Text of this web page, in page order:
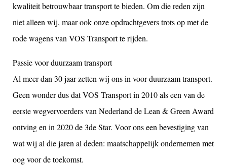
kwaliteit betrouwbaar transport te bieden. Om die reden zijn
niet alleen wij, maar ook onze opdrachtgevers trots op met de
rode wagens van VOS Transport te rijden.
Passie voor duurzaam transport
Al meer dan 30 jaar zetten wij ons in voor duurzaam transport.
Geen wonder dus dat VOS Transport in 2010 als een van de
eerste wegvervoerders van Nederland de Lean & Green Award
ontving en in 2020 de 3de Star. Voor ons een bevestiging van
wat wij al die jaren al deden: maatschappelijk ondernemen met
oog voor de toekomst.